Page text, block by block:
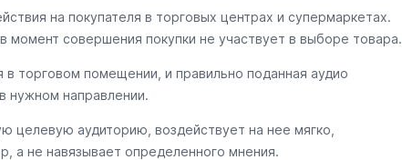
на покупателя в торговых центрах и супермаркетах.
совершения покупки не участвует в выборе товара.
торговом помещении, и правильно поданная аудио
нужном направлении.
целевую аудиторию, воздействует на нее мягко,
а не навязывает определенного мнения.